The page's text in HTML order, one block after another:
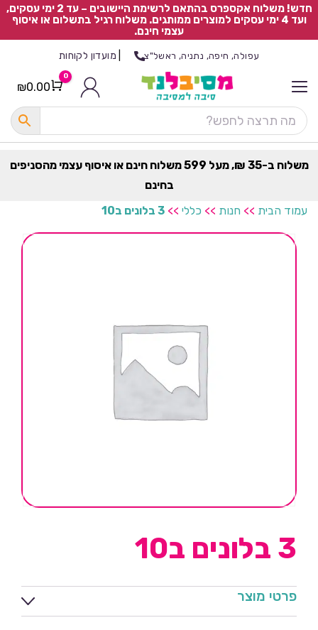
חדש! משלוח אקספרס בהתאם לרשימת היישובים – עד 2 ימי עסקים,
ועד 4 ימי עסקים למוצרים ממותגים. משלוח רגיל בתשלום או איסוף
עצמי חינם.
עפולה, חיפה, נתניה, ראשל"צ מועדון לקוחות
Cart
0
₪0.00
משלוח ב-35 ₪, מעל 599 משלוח חינם או איסוף עצמי מהסניפים
בחינם
עמוד הבית >> חנות >> כללי >> 3 בלונים ב10
3 בלונים ב10
פרטי מוצר